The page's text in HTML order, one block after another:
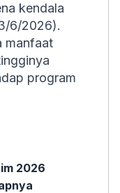
kendala
6/2026).
manfaat
program
2026